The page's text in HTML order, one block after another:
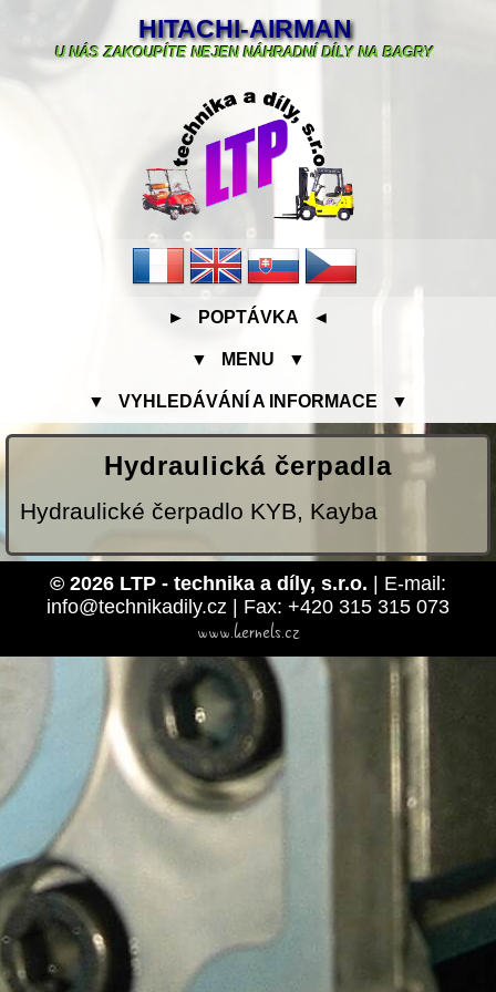
HITACHI-AIRMAN
U NÁS ZAKOUPÍTE NEJEN NÁHRADNÍ DÍLY NA BAGRY
► POPTÁVKA ◄
▼ MENU ▼
▼ VYHLEDÁVÁNÍ A INFORMACE ▼
Hydraulická čerpadla
Hydraulické čerpadlo KYB, Kayba
© 2026 LTP - technika a díly, s.r.o. | E-mail:
info@technikadily.cz | Fax: +420 315 315 073
www.kernels.cz